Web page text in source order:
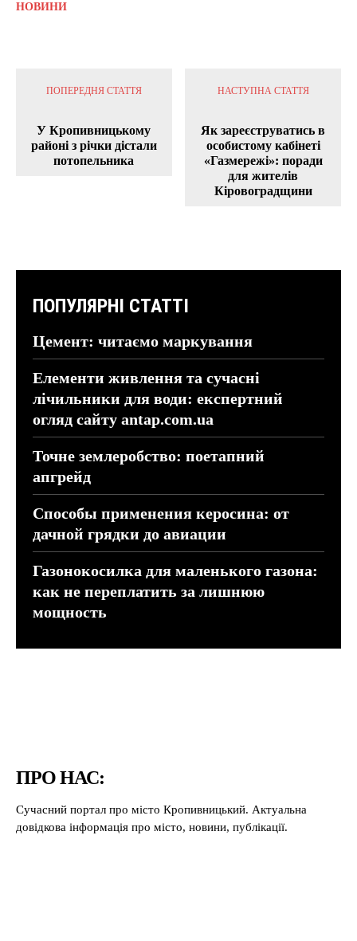
НОВИНИ
ПОПЕРЕДНЯ СТАТТЯ
У Кропивницькому
районі з річки дістали
потопельника
НАСТУПНА СТАТТЯ
Як зареєструватись в
особистому кабінеті
«Газмережі»: поради
для жителів
Кіровоградщини
ПОПУЛЯРНІ СТАТТІ
Цемент: читаємо маркування
Елементи живлення та сучасні
лічильники для води: експертний
огляд сайту antap.com.ua
Точне землеробство: поетапний
апгрейд
Способы применения керосина: от
дачной грядки до авиации
Газонокосилка для маленького газона:
как не переплатить за лишнюю
мощность
ПРО НАС:
Сучасний портал про місто Кропивницький. Актуальна
довідкова інформація про місто, новини, публікації.